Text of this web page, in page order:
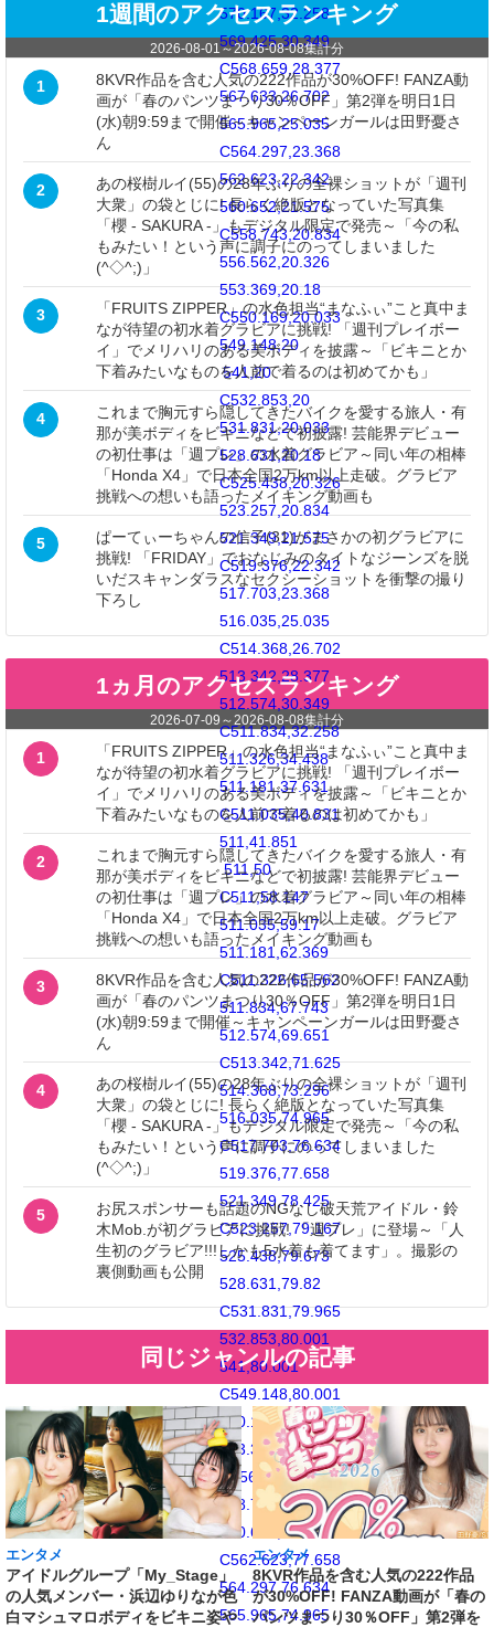
570.167,32.258
569.425,30.349
C568.659,28.377
567.633,26.702
565.965,25.035
C564.297,23.368
562.623,22.342
560.652,21.575
C558.743,20.834
556.562,20.326
553.369,20.18
C550.169,20.033
549.148,20
541,20
C532.853,20
531.831,20.033
528.631,20.18
C525.438,20.326
523.257,20.834
521.349,21.575
C519.376,22.342
517.703,23.368
516.035,25.035
C514.368,26.702
513.342,28.377
512.574,30.349
C511.834,32.258
511.326,34.438
511.181,37.631
C511.035,40.831
511,41.851
511,50
C511,58.147
511.035,59.17
511.181,62.369
C511.326,65.562
511.834,67.743
512.574,69.651
C513.342,71.625
514.368,73.296
516.035,74.965
C517.703,76.634
519.376,77.658
521.349,78.425
C523.257,79.167
525.438,79.673
528.631,79.82
C531.831,79.965
532.853,80.001
541,80.001
C549.148,80.001
550.169,79.965
553.369,79.82
C556.562,79.673
558.743,79.167
560.652,78.425
C562.623,77.658
564.297,76.634
565.965,74.965
1週間のアクセスランキング
2026-08-01 ～2026-08-08集計分
1
8KVR作品を含む人気の222作品が30%OFF! FANZA動
画が「春のパンツまつり30％OFF」第2弾を明日1日
(水)朝9:59まで開催～キャンペーンガールは田野憂さ
ん
2
あの桜樹ルイ(55)の28年ぶりの全裸ショットが「週刊
大衆」の袋とじに! 長らく絶版となっていた写真集
「櫻 - SAKURA -」もデジタル限定で発売～「今の私
もみたい！という声に調子にのってしまいました
(^◇^;)」
3
「FRUITS ZIPPER」の水色担当“まなふぃ”こと真中ま
なが待望の初水着グラビアに挑戦! 「週刊プレイボー
イ」でメリハリのある美ボディを披露～「ビキニとか
下着みたいなものを人前で着るのは初めてかも」
4
これまで胸元すら隠してきたバイクを愛する旅人・有
那が美ボディをビキニなどで初披露! 芸能界デビュー
の初仕事は「週プレ」の水着グラビア～同い年の相棒
「Honda X4」で日本全国2万km以上走破。グラビア
挑戦への想いも語ったメイキング動画も
5
ぱーてぃーちゃんの信子(31)がまさかの初グラビアに
挑戦! 「FRIDAY」でおなじみのタイトなジーンズを脱
いだスキャンダラスなセクシーショットを衝撃の撮り
下ろし
1ヵ月のアクセスランキング
2026-07-09 ～ 2026-08-08集計分
1
「FRUITS ZIPPER」の水色担当“まなふぃ”こと真中ま
なが待望の初水着グラビアに挑戦! 「週刊プレイボー
イ」でメリハリのある美ボディを披露～「ビキニとか
下着みたいなものを人前で着るのは初めてかも」
2
これまで胸元すら隠してきたバイクを愛する旅人・有
那が美ボディをビキニなどで初披露! 芸能界デビュー
の初仕事は「週プレ」の水着グラビア～同い年の相棒
「Honda X4」で日本全国2万km以上走破。グラビア
挑戦への想いも語ったメイキング動画も
3
8KVR作品を含む人気の222作品が30%OFF! FANZA動
画が「春のパンツまつり30％OFF」第2弾を明日1日
(水)朝9:59まで開催～キャンペーンガールは田野憂さ
ん
4
あの桜樹ルイ(55)の28年ぶりの全裸ショットが「週刊
大衆」の袋とじに! 長らく絶版となっていた写真集
「櫻 - SAKURA -」もデジタル限定で発売～「今の私
もみたい！という声に調子にのってしまいました
(^◇^;)」
5
お尻スポンサーも話題のNGなし破天荒アイドル・鈴
木Mob.が初グラビアに挑戦! 「週プレ」に登場～「人
生初のグラビア!!!しかも5水着も着てます」。撮影の
裏側動画も公開
同じジャンルの記事
エンタメ
アイドルグループ「My_Stage」
の人気メンバー・浜辺ゆりなが色
白マシュマロボディをビキニ姿や
エンタメ
8KVR作品を含む人気の222作品
が30%OFF! FANZA動画が「春の
パンツまつり30％OFF」第2弾を